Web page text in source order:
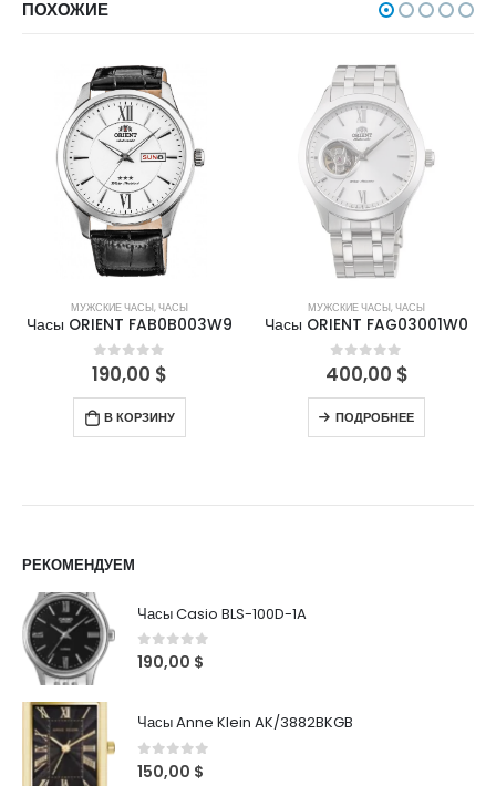
ПОХОЖИЕ
МУЖСКИЕ ЧАСЫ,ЧАСЫ
Часы ORIENT FAB0B003W9
0out of 5
190,00 $
В КОРЗИНУ
НЕТ В НАЛИЧИИ
МУЖСКИЕ ЧАСЫ,ЧАСЫ
Часы ORIENT FAG03001W0
0out of 5
400,00 $
ПОДРОБНЕЕ
РЕКОМЕНДУЕМ
Часы Casio BLS-100D-1A
0out of 5
190,00 $
Часы Anne Klein AK/3882BKGB
0out of 5
150,00 $